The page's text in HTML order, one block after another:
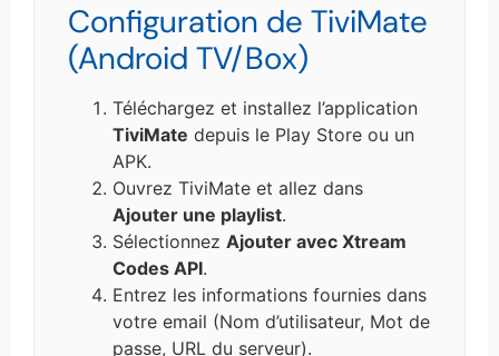
Configuration de TiviMate
(Android TV/Box)
Téléchargez et installez l’application
TiviMate depuis le Play Store ou un
APK.
Ouvrez TiviMate et allez dans
Ajouter une playlist.
Sélectionnez Ajouter avec Xtream
Codes API.
Entrez les informations fournies dans
votre email (Nom d’utilisateur, Mot de
passe, URL du serveur).